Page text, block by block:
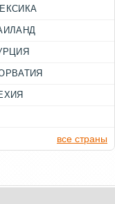
все страны